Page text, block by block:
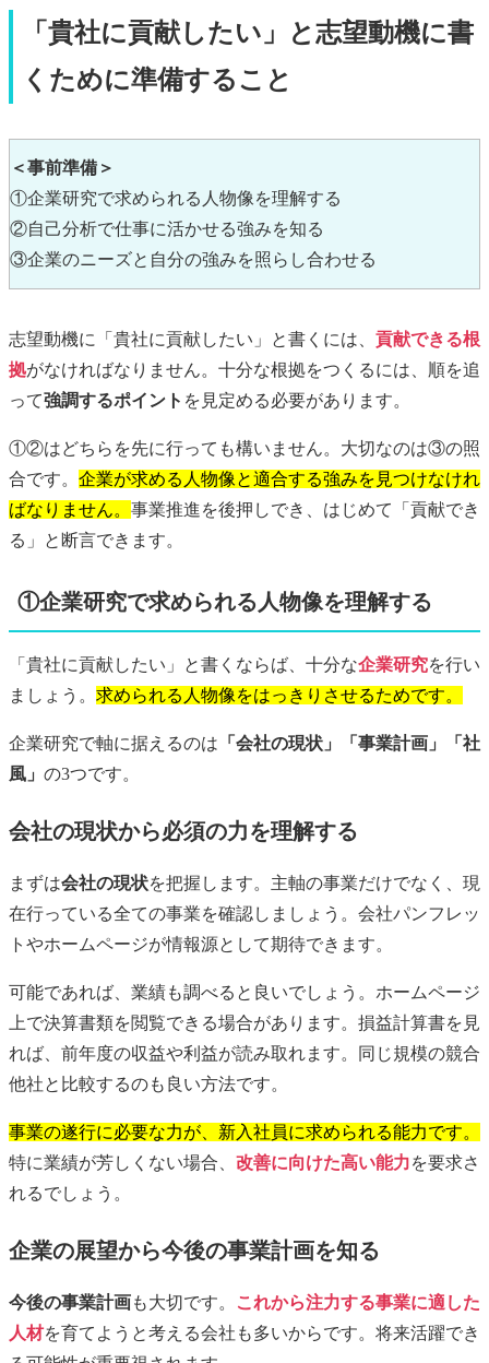
「貴社に貢献したい」と志望動機に書
くために準備すること
＜事前準備＞
①企業研究で求められる人物像を理解する
②自己分析で仕事に活かせる強みを知る
③企業のニーズと自分の強みを照らし合わせる
志望動機に「貴社に貢献したい」と書くには、 貢献できる根
拠がなければなりません。十分な根拠をつくるには、順を追
って強調するポイント を見定める必要があります。
①②はどちらを先に行っても構いません。大切なのは③の照
合です。 企業が求める人物像と適合する強みを見つけなけれ
ばなりません。 事業推進を後押しでき、はじめて「貢献でき
る」と断言できます。
①企業研究で求められる人物像を理解する
「貴社に貢献したい」と書くならば、十分な企業研究を行い
ましょう。 求められる人物像をはっきりさせるためです。
企業研究で軸に据えるのは 「会社の現状」「事業計画」「社
風」 の3つです。
会社の現状から必須の力を理解する
まずは会社の現状を把握します。主軸の事業だけでなく、現
在行っている全ての事業を確認しましょう。会社パンフレッ
トやホームページが情報源として期待できます。
可能であれば、業績も調べると良いでしょう。ホームページ
上で決算書類を閲覧できる場合があります。損益計算書を見
れば、前年度の収益や利益が読み取れます。同じ規模の競合
他社と比較するのも良い方法です。
事業の遂行に必要な力が、新入社員に求められる能力です。
特に業績が芳しくない場合、 改善に向けた高い能力を要求さ
れるでしょう。
企業の展望から今後の事業計画を知る
今後の事業計画も大切です。
これから注力する事業に適した
人材を育てようと考える会社も多いからです。将来活躍でき